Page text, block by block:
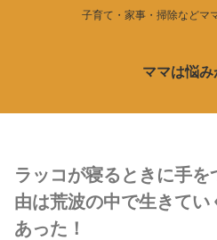
子育て・家事・掃除などマ
ママは悩み
ラッコが寝るときに手
由は荒波の中で生きてい
あった！